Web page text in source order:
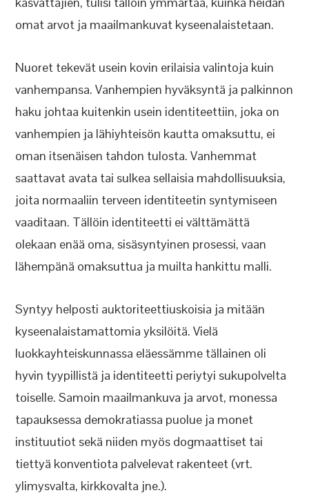
omat arvot ja maailmankuvat kyseenalaistetaan.
Nuoret tekevät usein kovin erilaisia valintoja kuin
vanhempansa. Vanhempien hyväksyntä ja palkinnon
haku johtaa kuitenkin usein identiteettiin, joka on
vanhempien ja lähiyhteisön kautta omaksuttu, ei
oman itsenäisen tahdon tulosta. Vanhemmat
saattavat avata tai sulkea sellaisia mahdollisuuksia,
joita normaaliin terveen identiteetin syntymiseen
vaaditaan. Tällöin identiteetti ei välttämättä
olekaan enää oma, sisäsyntyinen prosessi, vaan
lähempänä omaksuttua ja muilta hankittu malli.
Syntyy helposti auktoriteettiuskoisia ja mitään
kyseenalaistamattomia yksilöitä. Vielä
luokkayhteiskunnassa eläessämme tällainen oli
hyvin tyypillistä ja identiteetti periytyi sukupolvelta
toiselle. Samoin maailmankuva ja arvot, monessa
tapauksessa demokratiassa puolue ja monet
instituutiot sekä niiden myös dogmaattiset tai
tiettyä konventiota palvelevat rakenteet (vrt.
ylimysvalta, kirkkovalta jne.).